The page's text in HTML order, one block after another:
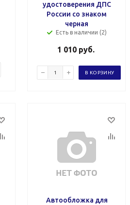
удостоверения ДПС
России со знаком
черная
Есть в наличии (2)
1 010руб.
В КОРЗИНУ
Автообложка для